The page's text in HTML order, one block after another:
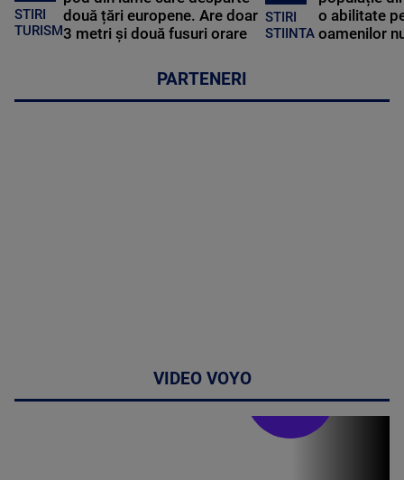
STIRI
TURISM
două țări europene. Are doar
3 metri și două fusuri orare
STIRI
STIINTA
o abilitate
oamenilor
PARTENERI
VIDEO VOYO